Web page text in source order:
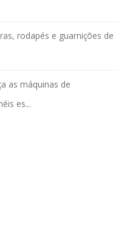
rodapés e guarnições de
as máquinas de
es...